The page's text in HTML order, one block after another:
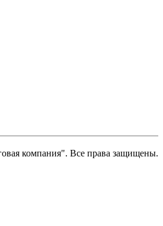
компания". Все права защищены.